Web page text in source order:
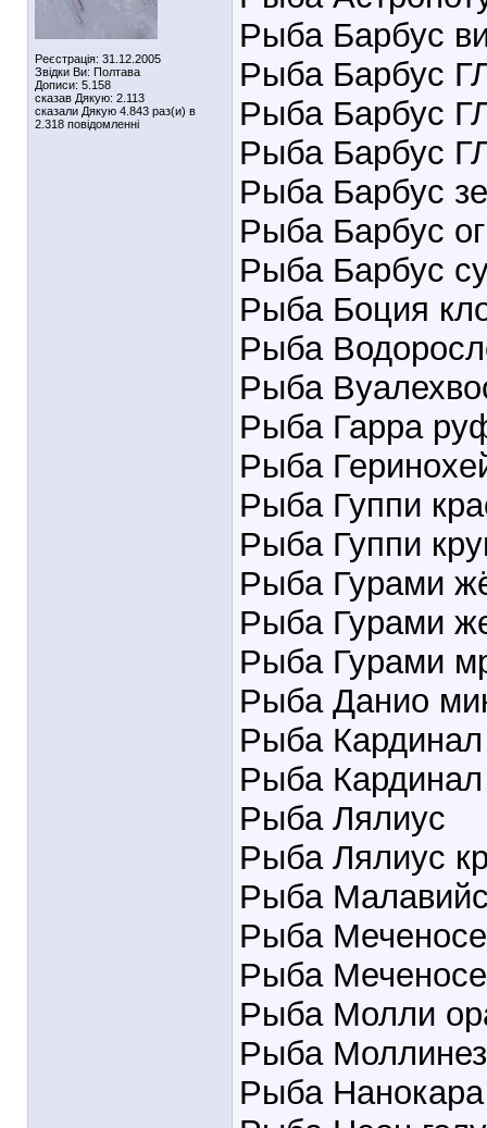
Реєстрація: 31.12.2005
Звідки Ви: Полтава
Дописи: 5.158
сказав Дякую: 2.113
сказали Дякую 4.843 раз(и) в
2.318 повідомленні
Рыба Барбус
Рыба Барбус
Рыба Барбус
Рыба Барбус
Рыба Барбус
Рыба Барбус
Рыба Барбус
Рыба Боция
Рыба
Рыба
Рыба Гарра
Рыба
Рыба Гуппи
Рыба Гуппи
Рыба Гурами
Рыба Гурами
Рыба Гурами
Рыба Данио
Рыба Кардинал
Рыба
Рыба Лялиус
Рыба Лялиус
Рыба
Рыба
Рыба
Рыба Молли
Рыба
Рыба Нанокара